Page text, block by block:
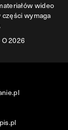
wideo
wymaga
O 2026